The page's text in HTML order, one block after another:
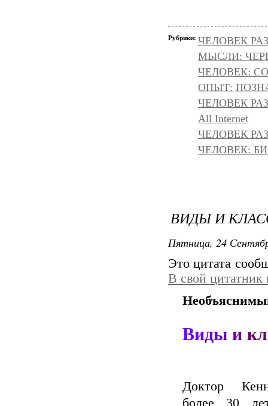
Рубрики: ЧЕЛОВЕК
МЫСЛИ:
ЧЕЛОВЕК:
ОПЫТ:
ЧЕЛОВЕК
All Internet
ЧЕЛОВЕК
ЧЕЛОВЕК:
ВИДЫ И
Пятница, 24
Это цитата
В свой цитатник
Виды и кл
Доктор
более 30